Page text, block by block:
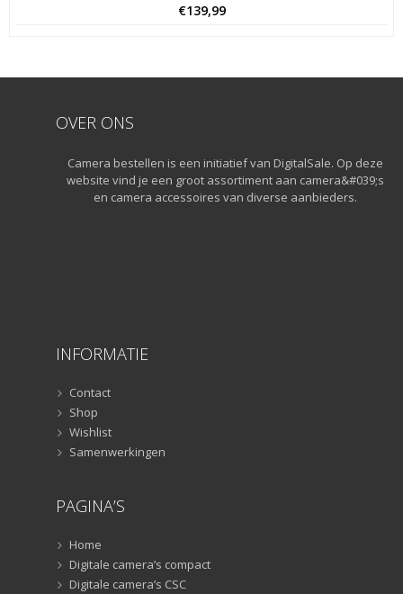
€139,99
OVER ONS
Camera bestellen is een initiatief van DigitalSale. Op deze
website vind je een groot assortiment aan camera&#039;s
en camera accessoires van diverse aanbieders.
INFORMATIE
Contact
Shop
Wishlist
Samenwerkingen
PAGINA’S
Home
Digitale camera’s compact
Digitale camera’s CSC